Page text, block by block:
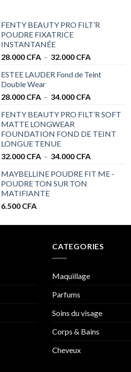
FENTY BEAUTY PRO FILT’R
POUDRE FIXATRICE
INSTANTANÉE
28.000 CFA – 32.000 CFAPlage
prix :
à
ESTEE LAUDER Fond de Teint
Double Wear
28.000 CFA – 34.000 CFAPlage
prix :
à
FENTY BEAUTY PRO FILT’R SOFT
MATTE LONGWEAR
FOUNDATION FOND DE TEINT
LONGUE TENUE
32.000 CFA – 34.000 CFAPlage
prix :
MAYBELLINE POUDRE FIT ME -
POUDRE TON SUR TON
MATIFIANTE
6.500 CFA
CATEGORIES
Maquillage
Parfums
Soins du visage
Corps & Bains
Cheveux